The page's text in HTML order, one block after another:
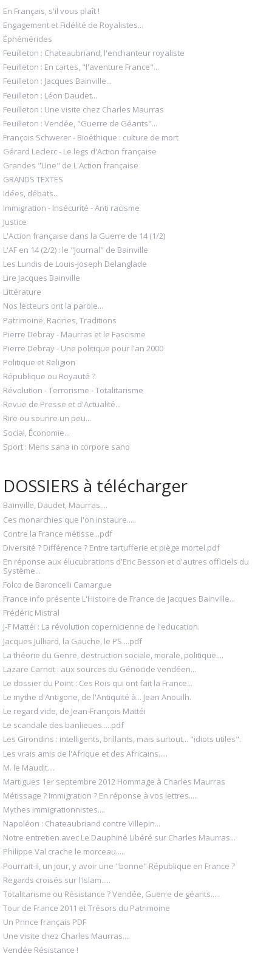
En Français, s'il vous plaît !
Engagement et Fidélité de Royalistes...
Éphémérides
Feuilleton : Chateaubriand, l'enchanteur royaliste
Feuilleton : En cartes, "l'aventure France"...
Feuilleton : Jacques Bainville...
Feuilleton : Léon Daudet...
Feuilleton : Une visite chez Charles Maurras
Feuilleton : Vendée, "Guerre de Géants"...
François Schwerer - Bioéthique : culture de mort
Gérard Leclerc - Le legs d'Action française
Grandes "Une" de L'Action française
GRANDS TEXTES
Idées, débats...
Immigration - Insécurité - Anti racisme
Justice
L'Action française dans la Guerre de 14 (1/2)
L'AF en 14 (2/2) : le "Journal" de Bainville
Les Lundis de Louis-Joseph Delanglade
Lire Jacques Bainville
Littérature
Nos lecteurs ont la parole...
Patrimoine, Racines, Traditions
Pierre Debray - Maurras et le Fascisme
Pierre Debray - Une politique pour l'an 2000
Politique et Religion
République ou Royauté ?
Révolution - Terrorisme - Totalitarisme
Revue de Presse et d'Actualité...
Rire ou sourire un peu...
Social, Économie...
Sport : Mens sana in corpore sano
DOSSIERS à télécharger
Bainville, Daudet, Maurras....
Ces monarchies que l'on instaure.....
Contre la France métisse...pdf
Diversité ? Différence ? Entre tartufferie et piège mortel.pdf
En réponse aux élucubrations d'Eric Besson et d'autres officiels du
Système...
Folco de Baroncelli Camargue
France info présente L'Histoire de France de Jacques Bainville...
Frédéric Mistral
J-F Mattéi : La révolution copernicienne de l'education.
Jacques Julliard, la Gauche, le PS....pdf
La théorie du Genre, destruction sociale, morale, politique....
Lazare Carnot : aux sources du Génocide vendéen...
Le dossier du Point : Ces Rois qui ont fait la France...
Le mythe d'Antigone, de l'Antiquité à... Jean Anouilh.
Le regard vide, de Jean-François Mattéi
Le scandale des banlieues.....pdf
Les Girondins : intelligents, brillants, mais surtout... "idiots utiles".
Les vrais amis de l'Afrique et des Africains.....
M. le Maudit....
Martigues 1er septembre 2012 Hommage à Charles Maurras
Métissage ? Immigration ? En réponse à vos lettres.....
Mythes immigrationnistes....
Napoléon : Chateaubriand contre Villepin...
Notre entretien avec Le Dauphiné Libéré sur Charles Maurras...
Philippe Val crache le morceau.....
Pourrait-il, un jour, y avoir une "bonne" République en France ?
Regards croisés sur l'Islam.....
Totalitarisme ou Résistance ? Vendée, Guerre de géants.....
Tour de France 2011 et Trésors du Patrimoine
Un Prince français PDF
Une visite chez Charles Maurras....
Vendée Résistance !